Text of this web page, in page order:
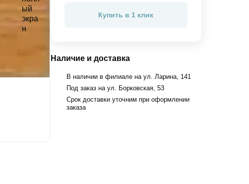
Купить в 1 клик
Наличие и доставка
В наличии в филиале на ул. Ларина, 141
Под заказ на ул. Борковская, 53
Срок доставки уточним при оформлении
заказа